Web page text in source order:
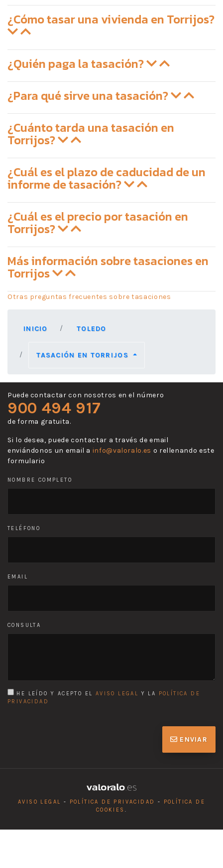
¿Cómo tasar una vivienda en Torrijos?
¿Quién paga la tasación?
¿Para qué sirve una tasación?
¿Cuánto tarda una tasación en
Torrijos?
¿Cuál es el plazo de caducidad de un
informe de tasación?
¿Cuál es el precio por tasación en
Torrijos?
Más información sobre tasaciones en
Torrijos
Otras preguntas frecuentes sobre tasaciones
INICIO TOLEDO
TASACIÓN EN TORRIJOS
Puede contactar con nosotros en el número
900 494 917
de forma gratuita.
Si lo desea, puede contactar a través de email
enviándonos un email a info@valoralo.es o rellenando este
formulario
NOMBRE COMPLETO
TELÉFONO
EMAIL
CONSULTA
HE LEÍDO Y ACEPTO EL AVISO LEGAL Y LA
POLÍTICA DE
PRIVACIDAD
ENVIAR
AVISO LEGAL - POLÍTICA DE PRIVACIDAD -
POLÍTICA DE
COOKIES .